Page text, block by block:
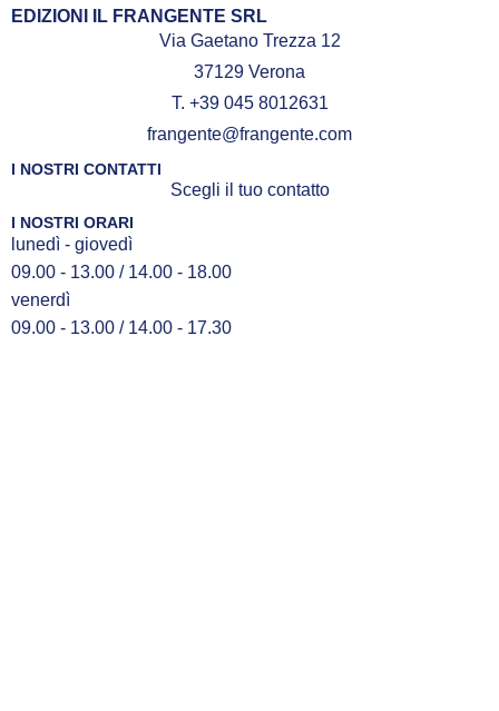
EDIZIONI IL FRANGENTE SRL
Via Gaetano Trezza 12
37129 Verona
T. +39 045 8012631
frangente@frangente.com
I NOSTRI CONTATTI
Scegli il tuo contatto
I NOSTRI ORARI
lunedì - giovedì
09.00 - 13.00 / 14.00 - 18.00
venerdì
09.00 - 13.00 / 14.00 - 17.30